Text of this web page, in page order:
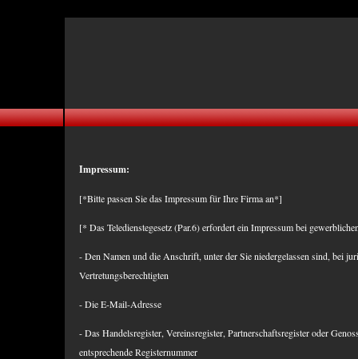
Impressum:
[*Bitte passen Sie das Impressum für Ihre Firma an*]
[* Das Teledienstegesetz (Par.6) erfordert ein Impressum bei
- Den Namen und die Anschrift, unter der Sie niedergelassen sind, bei
Vertretungsberechtigten
- Die E-Mail-Adresse
- Das Handelsregister, Vereinsregister, Partnerschaftsregister oder
entsprechende Registernummer